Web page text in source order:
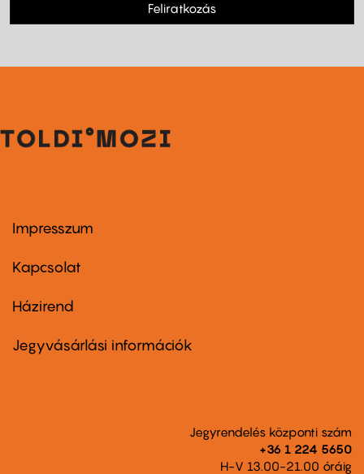
Feliratkozás
Footer
first
Impresszum
Kapcsolat
Footer
second
Házirend
Jegyvásárlási információk
Jegyrendelés központi szám
+36 1 224 5650
H-V 13.00-21.00 óráig